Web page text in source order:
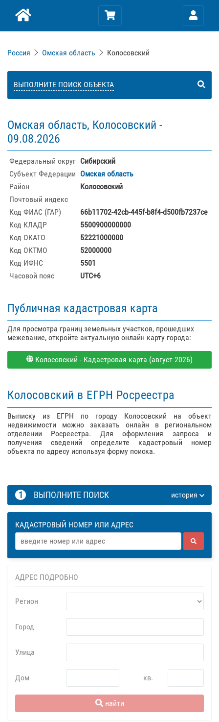
Россия Омская область Колосовский
ВЫПОЛНИТЕ ПОИСК ОБЪЕКТА
Омская область, Колосовский -
09.08.2026
Федеральный округ Сибирский
Субъект Федерации Омская область
Район
Колосовский
Почтовый индекс
Код ФИАС (ГАР)
66b11702-42cb-445f-b8f4-d500fb7237ce
Код КЛАДР
5500900000000
Код ОКАТО
52221000000
Код ОКТМО
52000000
Код ИФНС
5501
Часовой пояс
UTC+6
Публичная кадастровая карта
Для просмотра границ земельных участков, прошедших
межевание, откройте актуальную онлайн карту города:
Колосовский - Кадастровая карта (август 2026)
Колосовский в ЕГРН Росреестра
Выписку из ЕГРН по городу Колосовский на объект
недвижимости можно заказать онлайн в региональном
отделении Росреестра. Для оформления запроса и
получения сведений определите кадастровый номер
объекта по адресу используя форму поиска.
1 ВЫПОЛНИТЕ ПОИСК история
КАДАСТРОВЫЙ НОМЕР ИЛИ АДРЕС
АДРЕС ПОДРОБНО
Регион
Город
Улица
Дом кв.
найти